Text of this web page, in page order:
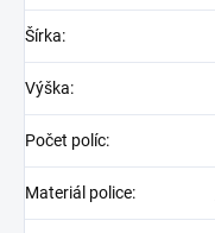
Šírka:
Výška:
Počet políc:
Materiál police: